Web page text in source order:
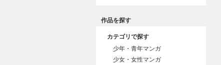
作品を探す
カテゴリで探す
少年・青年マンガ
少女・女性マンガ